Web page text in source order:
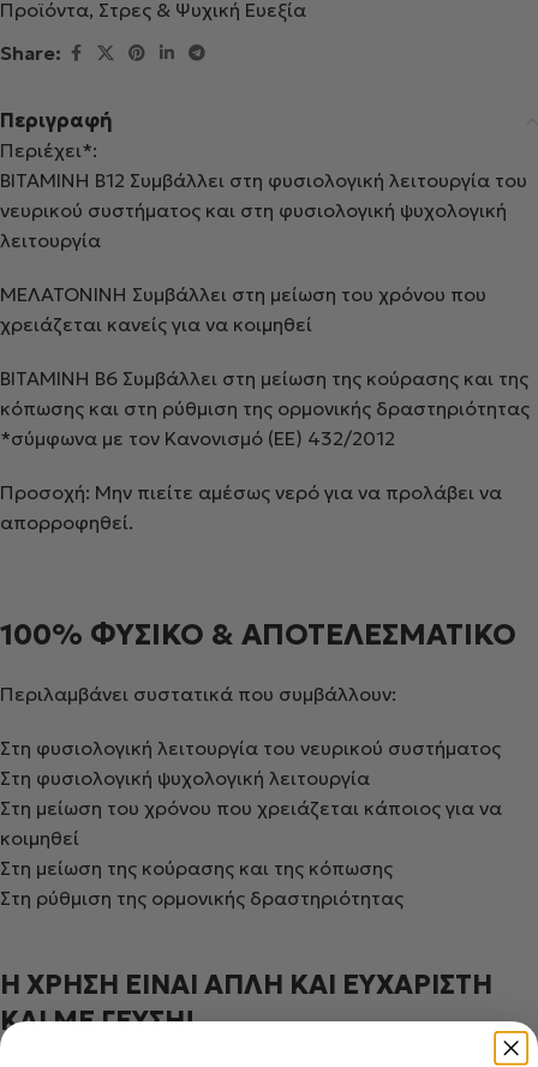
Προϊόντα, Στρες & Ψυχική Ευεξία
Share:
Περιγραφή
Περιέχει*:
ΒΙΤΑΜΙΝΗ Β12 Συμβάλλει στη φυσιολογική λειτουργία του
νευρικού συστήματος και στη φυσιολογική ψυχολογική
λειτουργία
ΜΕΛΑΤΟΝΙΝΗ Συμβάλλει στη μείωση του χρόνου που
χρειάζεται κανείς για να κοιμηθεί
ΒΙΤΑΜΙΝΗ Β6 Συμβάλλει στη μείωση της κούρασης και της
κόπωσης και στη ρύθμιση της ορμονικής δραστηριότητας
*σύμφωνα με τον Κανονισμό (ΕΕ) 432/2012
Προσοχή: Μην πιείτε αμέσως νερό για να προλάβει να
απορροφηθεί.
100% ΦΥΣΙΚΟ & ΑΠΟΤΕΛΕΣΜΑΤΙΚΟ
Περιλαμβάνει συστατικά που συμβάλλουν:
Στη φυσιολογική λειτουργία του νευρικού συστήματος
Στη φυσιολογική ψυχολογική λειτουργία
Στη μείωση του χρόνου που χρειάζεται κάποιος για να
κοιμηθεί
Στη μείωση της κούρασης και της κόπωσης
Στη ρύθμιση της ορμονικής δραστηριότητας
Η ΧΡΗΣΗ ΕΙΝΑΙ ΑΠΛΗ ΚΑΙ ΕΥΧΑΡΙΣΤΗ
ΚΑΙ ΜΕ ΓΕΥΣΗ!